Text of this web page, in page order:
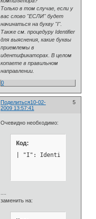
    	| "B": Identifier(s);
IF name =
ELSIF name
            END
    	| "C": Identifier(s);
IF name =
ELSIF name
ELSIF name
            END
    	| "D": Identifier(s);
            END
    	| "E": Identifier(s);
ELSIF name
            END
    	| "F": Identifier(s); IF name = "FOR" THEN s := for END
            END
Только в том случае, если у
вас слово "ЕСЛИ" будет
начинаться на букву "I".
Также см. процедуру Identifier
для выяснения, какие буквы
приемлемы в
идентификаторах. В целом
копаете в правильном
направлении.
0
Поделиться 5
10-02-
2009 13:57:41
Очевидно необходимо:
Код:
| "I": Identifier(s); IF
заменить на: